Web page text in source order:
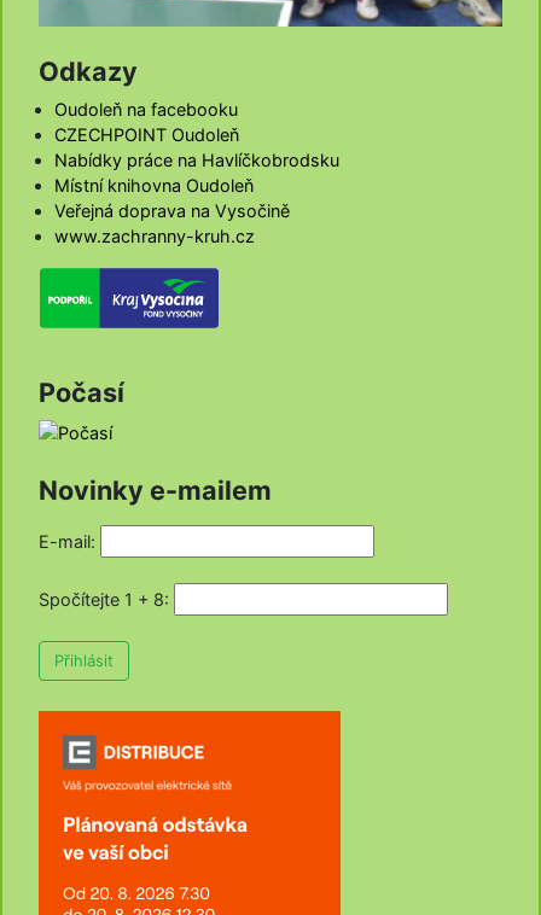
Odkazy
Oudoleň na facebooku
CZECHPOINT Oudoleň
Nabídky práce na Havlíčkobrodsku
Místní knihovna Oudoleň
Veřejná doprava na Vysočině
www.zachranny-kruh.cz
Počasí
Novinky e-mailem
E-mail:
Spočítejte 1 + 8:
Přihlásit